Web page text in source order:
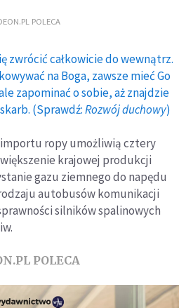
POLECA
zwrócić całkowicie do wewnątrz.
na Boga, zawsze mieć Go
zapominać o sobie, aż znajdzie
(Sprawdź:Rozwój duchowy)
importu ropy umożliwią cztery
krajowej produkcji
gazu ziemnego do napędu
autobusów komunikacji
silników spalinowych
POLECA